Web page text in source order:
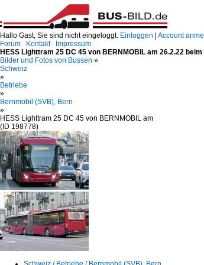
Hallo Gast, Sie sind nicht eingeloggt. Einloggen
Account
Forum
Kontakt
Impressum
HESS Lighttram 25 DC 45 von BERNMOBIL am 26.2.22
Bilder und Fotos von Bussen »
Schweiz
»
Betriebe
»
Bernmobil (SVB), Bern
»
HESS Lighttram 25 DC 45 von BERNMOBIL am
(ID 198778)